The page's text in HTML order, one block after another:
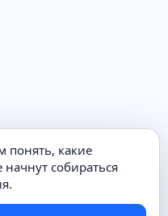
понять, какие
собираться